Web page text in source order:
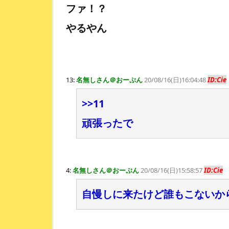
ファ！？
やるやん
13:名無しさん＠おーぷん20/08/16(日)16:04:48ID:Cie
>>11
頑張ったで
4:名無しさん＠おーぷん20/08/16(日)15:58:57ID:Cie
自慢しに来たけど誰もこないか